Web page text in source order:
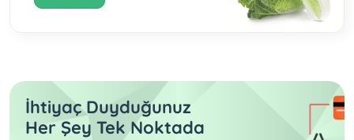
İhtiyaç Duyduğunuz
Her Şey Tek Noktada